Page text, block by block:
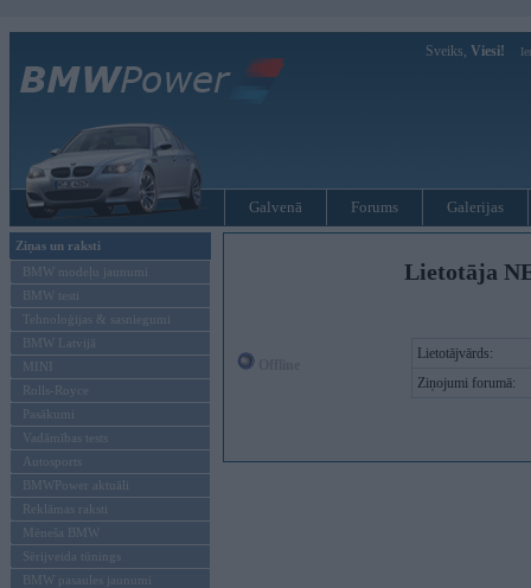
Sveiks, Viesi!
Galvenā Forums Galerijas
Ziņas un raksti
BMW modeļu jaunumi
BMW testi
Tehnoloģijas & sasniegumi
BMW Latvijā
MINI
Rolls-Royce
Pasākumi
Vadāmības tests
Autosports
BMWPower aktuāli
Reklāmas raksti
Mēneša BMW
Sērijveida tūnings
BMW pasaules jaunumi
Lietotāja
Lietotājvārds:
Ziņojumi forumā: